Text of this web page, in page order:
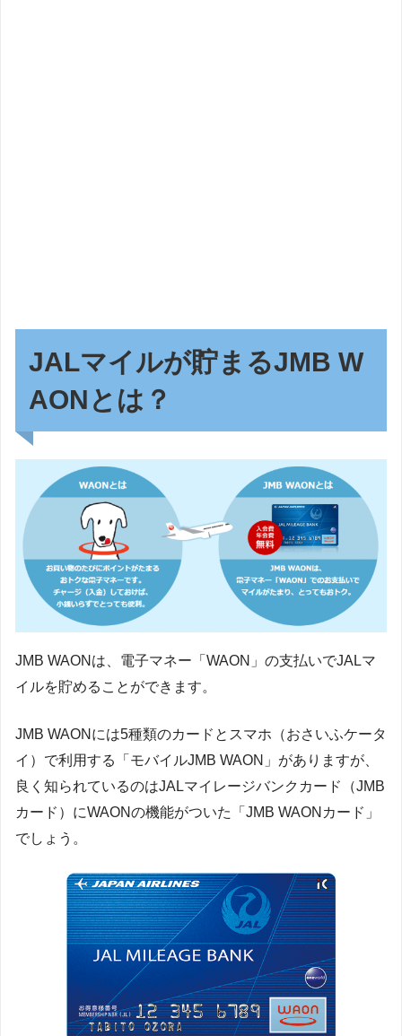
JALマイルが貯まるJMB W
AONとは？
JMB WAONは、電子マネー「WAON」の支払いでJALマ
イルを貯めることができます。
JMB WAONには5種類のカードとスマホ（おさいふケータ
イ）で利用する「モバイルJMB WAON」がありますが、
良く知られているのはJALマイレージバンクカード（JMB
カード）にWAONの機能がついた「JMB WAONカード」
でしょう。